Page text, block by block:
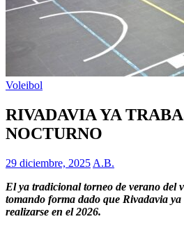
Voleibol
RIVADAVIA YA
NOCTURNO
29 diciembre, 2025 A.B.
El ya tradicional torneo de verano del
tomando forma dado que Rivadavia
realizarse en el 2026.